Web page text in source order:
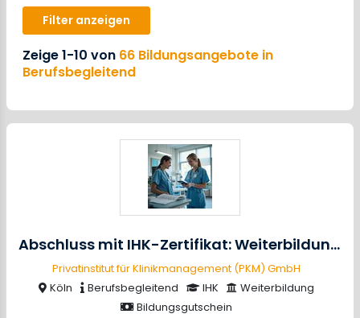
Filter anzeigen
Zeige 1-10 von 66 Bildungsangebote in
Berufsbegleitend
Abschluss mit IHK-Zertifikat: Weiterbildung zur medizinischen Kodierfachkraft (Online/vor Ort)
Privatinstitut für Klinikmanagement (PKM) GmbH
Köln
Berufsbegleitend IHK
Weiterbildung
Bildungsgutschein